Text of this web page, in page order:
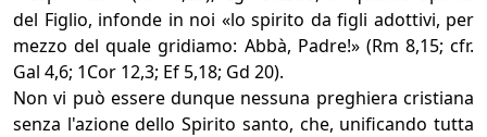
del Figlio, infonde in noi «lo spirito da figli adottivi, per
mezzo del quale gridiamo: Abbà, Padre!» (Rm 8,15; cfr.
Gal 4,6; 1Cor 12,3; Ef 5,18; Gd 20).
Non vi può essere dunque nessuna preghiera cristiana
senza l'azione dello Spirito santo, che, unificando tutta